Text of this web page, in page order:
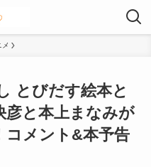
とびだす絵本と
彦と本上まなみが
コメント&本予告